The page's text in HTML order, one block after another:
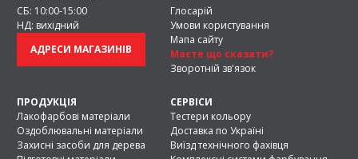
Глосарій
Умови користування
Мапа сайту
Маєте що сказати?
Зворотній зв'язок
ПРОДУКЦІЯ
Лакофарбові матеріали
Оздоблювальні матеріали
Захисні засоби для дерева
СЕРВІСИ
Тестери кольору
Доставка по Україні
Виїзд технічного фахівця
СБ: 10:00-15:00
НД: вихідний
АДРЕСИ МАГАЗИНІВ